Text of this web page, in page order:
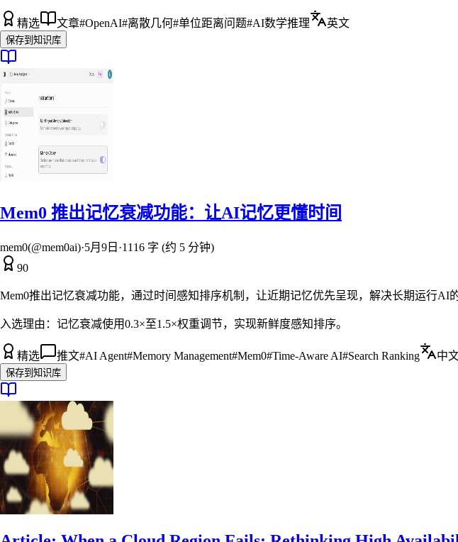
精选 文章#OpenAI#离散几何#单位距离问题#AI数学推理 英文
保存到知识库
Mem0 推出记忆衰减功能：让AI记忆更懂时间
mem0(@mem0ai)·5月9日 ·1116 字 (约 5 分钟)
90
Mem0推出记忆衰减功能，通过时间感知排序机制，让近期记忆优先呈现，解决长期运行AI
入选理由： 记忆衰减使用0.3×至1.5×权重调节，实现新鲜度感知排序。
精选 推文#AI Agent#Memory Management#Mem0#Time-Aware AI#Search Ranking 中
保存到知识库